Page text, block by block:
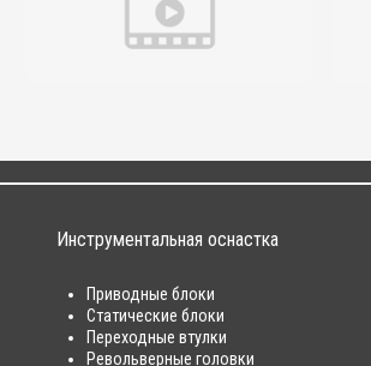
Инструментальная оснастка
Приводные блоки
Статические блоки
Переходные втулки
Револьверные головки